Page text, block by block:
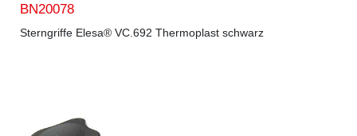
BN20078
Sterngriffe Elesa® VC.692 Thermoplast schwarz